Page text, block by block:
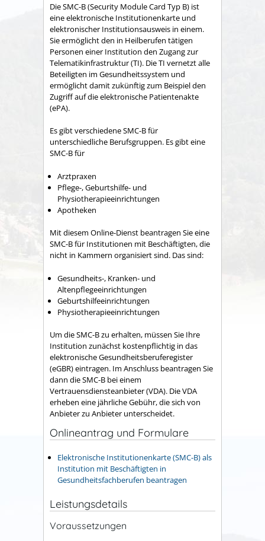
Die SMC-B (Security Module Card Typ B) ist
eine elektronische Institutionenkarte und
elektronischer Institutionsausweis in einem.
Sie ermöglicht den in Heilberufen tätigen
Personen einer Institution den Zugang zur
Telematikinfrastruktur (TI). Die TI vernetzt alle
Beteiligten im Gesundheitssystem und
ermöglicht damit zukünftig zum Beispiel den
Zugriff auf die elektronische Patientenakte
(ePA).
Es gibt verschiedene SMC-B für
unterschiedliche Berufsgruppen. Es gibt eine
SMC-B für
Arztpraxen
Pflege-, Geburtshilfe- und
Physiotherapieeinrichtungen
Apotheken
Mit diesem Online-Dienst beantragen Sie eine
SMC-B für Institutionen mit Beschäftigten, die
nicht in Kammern organisiert sind. Das sind:
Gesundheits-, Kranken- und
Altenpflegeeinrichtungen
Geburtshilfeeinrichtungen
Physiotherapieeinrichtungen
Um die SMC-B zu erhalten, müssen Sie Ihre
Institution zunächst kostenpflichtig in das
elektronische Gesundheitsberuferegister
(eGBR) eintragen. Im Anschluss beantragen Sie
dann die SMC-B bei einem
Vertrauensdiensteanbieter (VDA). Die VDA
erheben eine jährliche Gebühr, die sich von
Anbieter zu Anbieter unterscheidet.
Onlineantrag und Formulare
Elektronische Institutionenkarte (SMC-B) als
Institution mit Beschäftigten in
Gesundheitsfachberufen beantragen
Leistungsdetails
Voraussetzungen